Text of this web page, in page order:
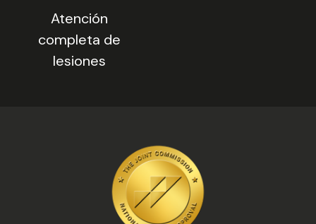
Atención
completa de
lesiones